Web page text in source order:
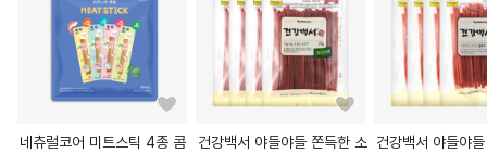
네츄럴코어 미트스틱 4종 콤
건강백서 야들야들 쫀득한 소 건강백서 야들야